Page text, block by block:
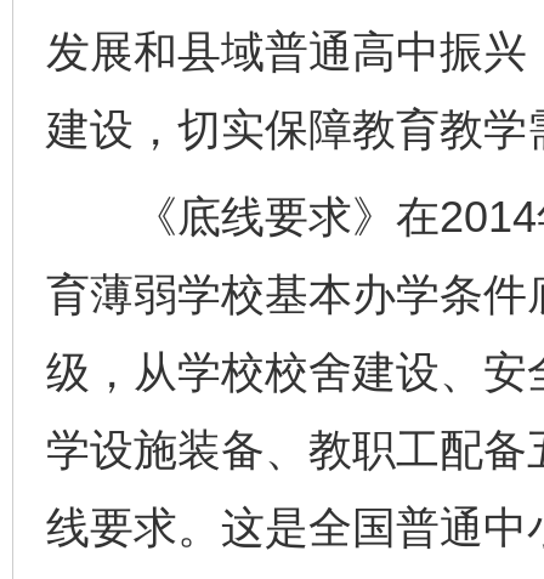
发展和县域普通高中振
建设，切实保障教育教
《底线要求》在2014
育薄弱学校基本办学条
级，从学校校舍建设、
学设施装备、教职工配
线要求。这是全国普通